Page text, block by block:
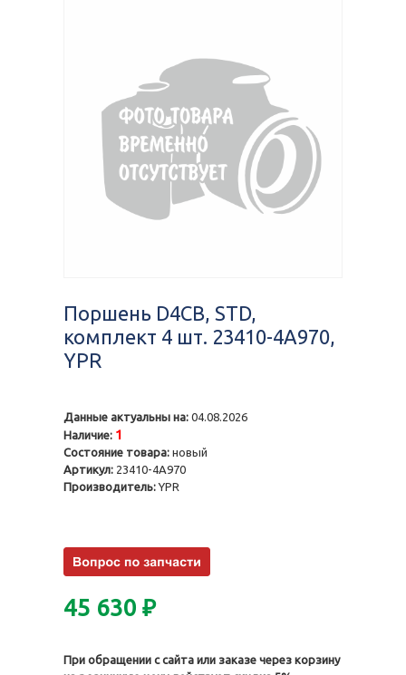
Поршень D4CB, STD,
комплект 4 шт. 23410-4A970,
YPR
Данные актуальны на: 04.08.2026
Наличие: 1
Состояние товара: новый
Артикул: 23410-4A970
Производитель:YPR
45 630 ₽
При обращении с сайта или заказе через корзину